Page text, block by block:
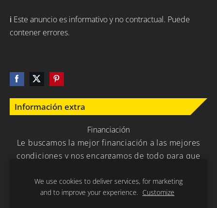
Información extra
Financiación
Le buscamos la mejor financiación a las mejores
condiciones y nos encargamos de todo para que
ℹ️ Este anuncio es informativo y no contractual. Puede
contener errores.
We use cookies to deliver services, for marketing
and to improve your experience. Customize